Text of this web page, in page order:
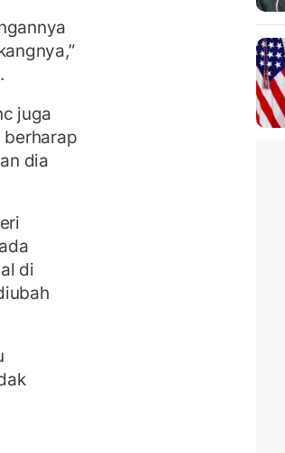
juga
berharap
dia
di